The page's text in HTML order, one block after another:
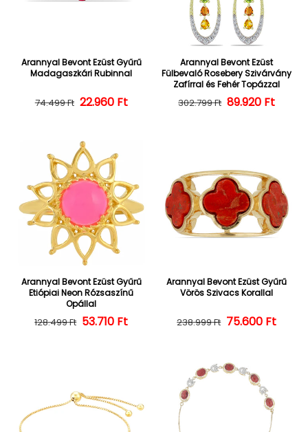
Arannyal Bevont Ezüst Gyűrű
Madagaszkári Rubinnal
Normál ár
74.499 Ft Kedvezményes ár
22.960 Ft
Arannyal Bevont Ezüst
Fülbevaló Rosebery Szivárvány
Zafírral és Fehér Topázzal
Normál ár
302.799 Ft 89.920 Ft
Arannyal Bevont Ezüst Gyűrű
Etiópiai Neon Rózsaszínű
Opállal
Normál ár
128.499 Ft Kedvezményes ár
53.710 Ft
Arannyal Bevont Ezüst Gyűrű
Vörös Szivacs Korallal
Normál ár
238.999 Ft 75.600 Ft